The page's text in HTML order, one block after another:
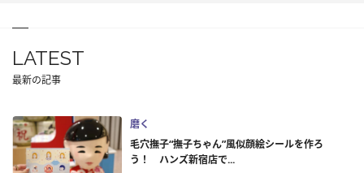
LATEST
最新の記事
磨く
毛穴撫子“撫子ちゃん”風似顔絵シールを作ろ
う！ ハンズ新宿店で...